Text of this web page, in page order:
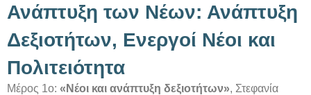
Ανάπτυξη των Νέων: Ανάπτυξη
Δεξιοτήτων, Ενεργοί Νέοι και
Πολιτειότητα
Μέρος 1ο: «Νέοι και ανάπτυξη δεξιοτήτων», Στεφανία